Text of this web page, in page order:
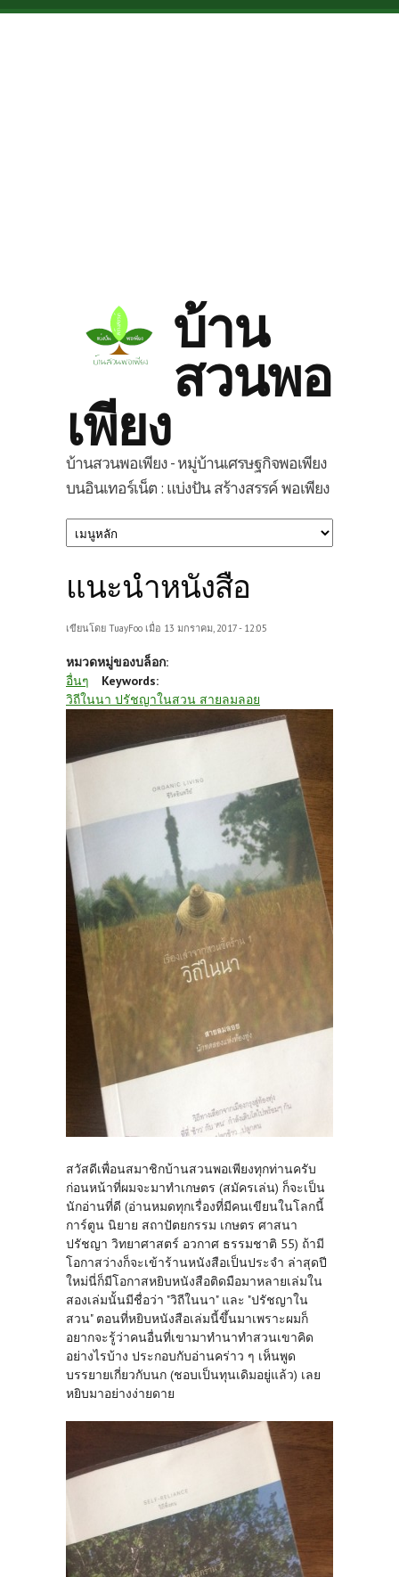
Skip to main content
บ้าน
สวนพอ
เพียง
บ้านสวนพอเพียง - หมู่บ้านเศรษฐกิจพอเพียง
บนอินเทอร์เน็ต : แบ่งปัน สร้างสรรค์ พอเพียง
แนะนำหนังสือ
เขียนโดย TuayFoo เมื่อ 13 มกราคม, 2017 - 12:05
หมวดหมู่ของบล็อก:
อื่นๆ
Keywords:
วิถีในนา ปรัชญาในสวน สายลมลอย
สวัสดีเพื่อนสมาชิกบ้านสวนพอเพียงทุกท่านครับ
ก่อนหน้าที่ผมจะมาทำเกษตร (สมัครเล่น) ก็จะเป็น
นักอ่านที่ดี (อ่านหมดทุกเรื่องที่มีคนเขียนในโลกนี้
การ์ตูน นิยาย สถาปัตยกรรม เกษตร ศาสนา
ปรัชญา วิทยาศาสตร์ อวกาศ ธรรมชาติ 55) ถ้ามี
โอกาสว่างก็จะเข้าร้านหนังสือเป็นประจำ ล่าสุดปี
ใหม่นี่ก็มีโอกาสหยิบหนังสือติดมือมาหลายเล่มใน
สองเล่มนั้นมีชื่อว่า "วิถีในนา" และ "ปรัชญาใน
สวน" ตอนที่หยิบหนังสือเล่มนี้ขึ้นมาเพราะผมก็
อยากจะรู้ว่าคนอื่นที่เขามาทำนาทำสวนเขาคิด
อย่างไรบ้าง ประกอบกับอ่านคร่าว ๆ เห็นพูด
บรรยายเกี่ยวกับนก (ชอบเป็นทุนเดิมอยู่แล้ว) เลย
หยิบมาอย่างง่ายดาย